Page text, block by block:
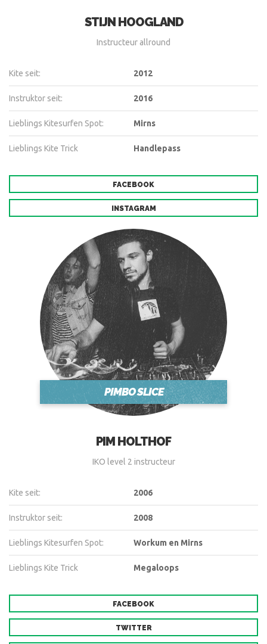
STIJN HOOGLAND
Instructeur allround
Kite seit: 2012
Instruktor seit: 2016
Lieblings Kitesurfen Spot: Mirns
Lieblings Kite Trick Handlepass
FACEBOOK
INSTAGRAM
PIMBO SLICE
PIM HOLTHOF
IKO level 2 instructeur
Kite seit: 2006
Instruktor seit: 2008
Lieblings Kitesurfen Spot: Workum en Mirns
Lieblings Kite Trick Megaloops
FACEBOOK
TWITTER